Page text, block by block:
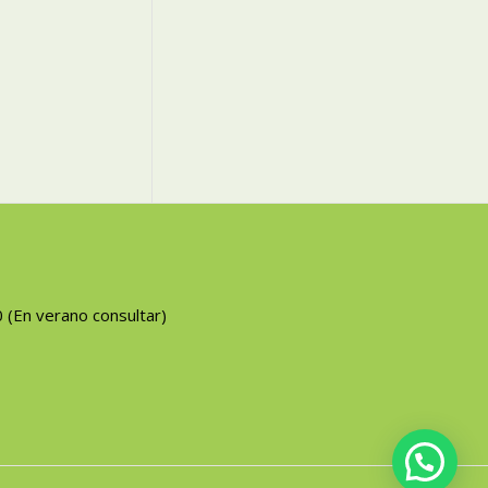
(En verano consultar)